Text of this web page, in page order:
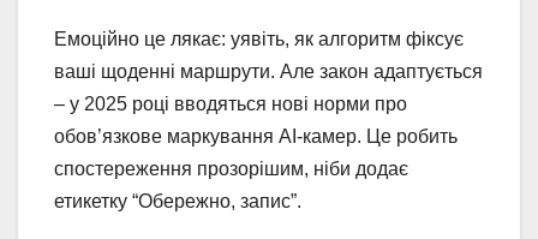
Емоційно це лякає: уявіть, як алгоритм фіксує
ваші щоденні маршрути. Але закон адаптується
– у 2025 році вводяться нові норми про
обов’язкове маркування AI-камер. Це робить
спостереження прозорішим, ніби додає
етикетку “Обережно, запис”.